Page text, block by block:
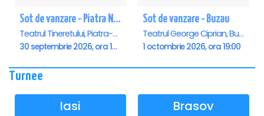
Sot de vanzare - Piatra Neamt
Teatrul Tineretului, Piatra-Neamt
30 septembrie 2026, ora 19:00
Sot de vanzare - Buzau
Teatrul George Ciprian, Buzau
1 octombrie 2026, ora 19:00
Turnee
Iasi Brasov